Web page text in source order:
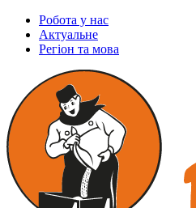
Робота у нас
Актуальне
Регіон та мова